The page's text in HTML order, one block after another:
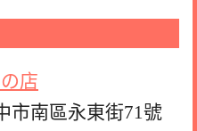
店
市南區永東街71號